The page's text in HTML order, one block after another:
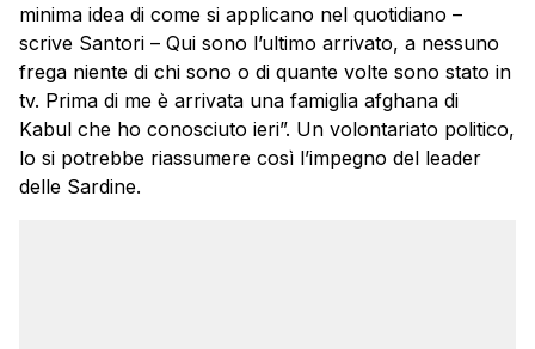
minima idea di come si applicano nel quotidiano –
scrive Santori – Qui sono l’ultimo arrivato, a nessuno
frega niente di chi sono o di quante volte sono stato in
tv. Prima di me è arrivata una famiglia afghana di
Kabul che ho conosciuto ieri”. Un volontariato politico,
lo si potrebbe riassumere così l’impegno del leader
delle Sardine.